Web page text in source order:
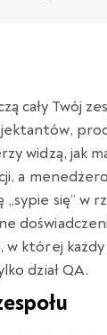
cały Twój
widzą, jak
a
się” w
w której każdy
dział QA.